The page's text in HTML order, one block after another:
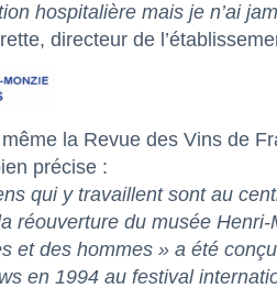
hospitalière mais je n’ai
directeur de
la Revue des Vins de
précise :
qui y travaillent sont au
réouverture du musée
et des hommes » a été
en 1994 au festival